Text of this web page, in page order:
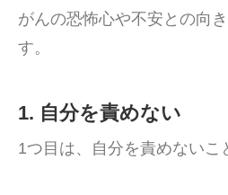
がんの恐怖心や不安との向
す。
1. 自分を責めない
1つ目は、自分を責めないこ